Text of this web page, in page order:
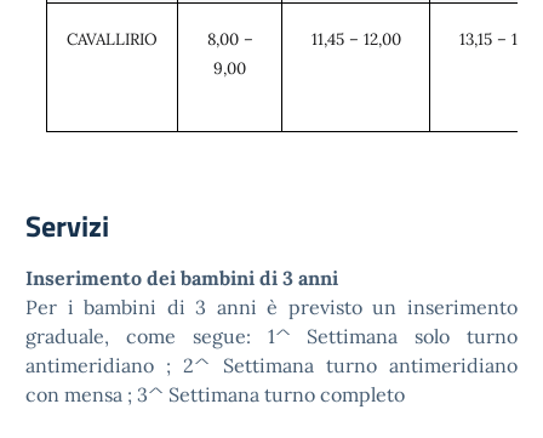
CAVALLIRIO
8,00 –
9,00
11,45 – 12,00 13,15 –
Servizi
Inserimento dei bambini di 3 anni
Per i bambini di 3 anni è previsto un inserimento
graduale, come segue: 1^ Settimana solo turno
antimeridiano ; 2^ Settimana turno antimeridiano
con mensa ; 3^ Settimana turno completo